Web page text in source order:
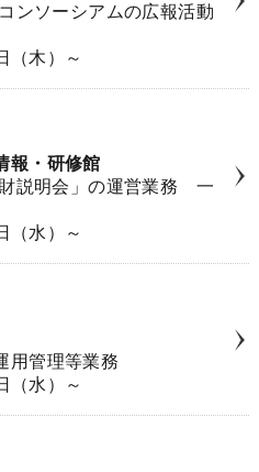
ンソーシアムの広報活動
（木）～
報・研修館
財説明会」の運営業務 一
（水）～
用管理等業務
（水）～